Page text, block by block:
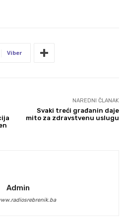
Viber
NAREDNI ČLANAK
Svaki treći građanin daje
mito za zdravstvenu uslugu
Admin